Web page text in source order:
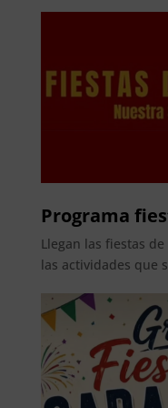
Programa
Llegan las fiestas
las actividades que